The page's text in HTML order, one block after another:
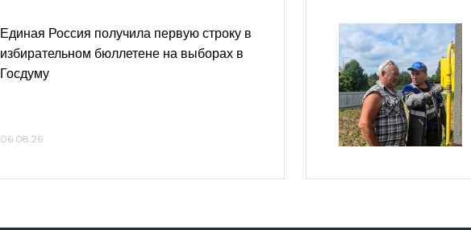
Единая Россия получила первую строку в
избирательном бюллетене на выборах в
Госдуму
06.08.26